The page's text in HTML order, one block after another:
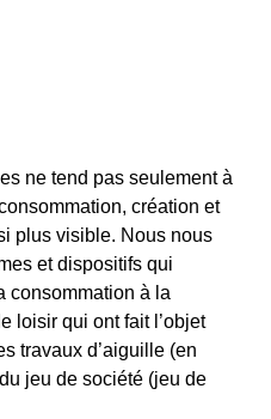
ne tend pas seulement à
création et
plus visible. Nous nous
et dispositifs qui
consommation à la
loisir qui ont fait l’objet
travaux d’aiguille (en
jeu de société (jeu de